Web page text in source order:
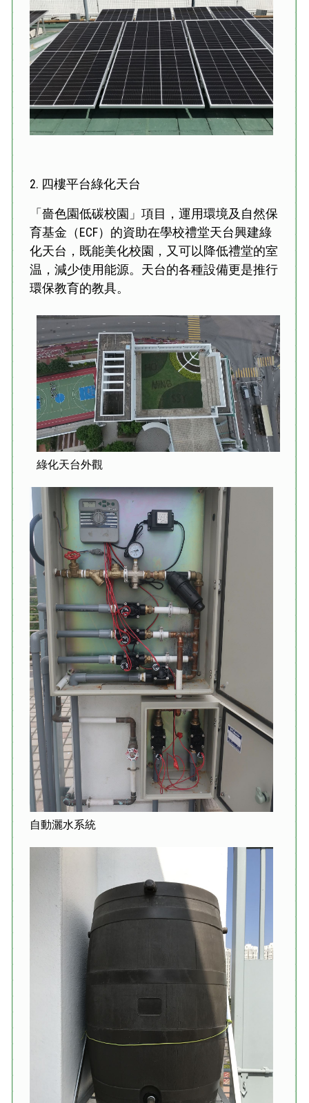
2. 四樓平台綠化天台
「嗇色園低碳校園」項目，運用環境及自然保
育基金（ECF）的資助在學校禮堂天台興建綠
化天台，既能美化校園，又可以降低禮堂的室
温，減少使用能源。天台的各種設備更是推行
環保教育的教具。
綠化天台外觀
自動灑水系統